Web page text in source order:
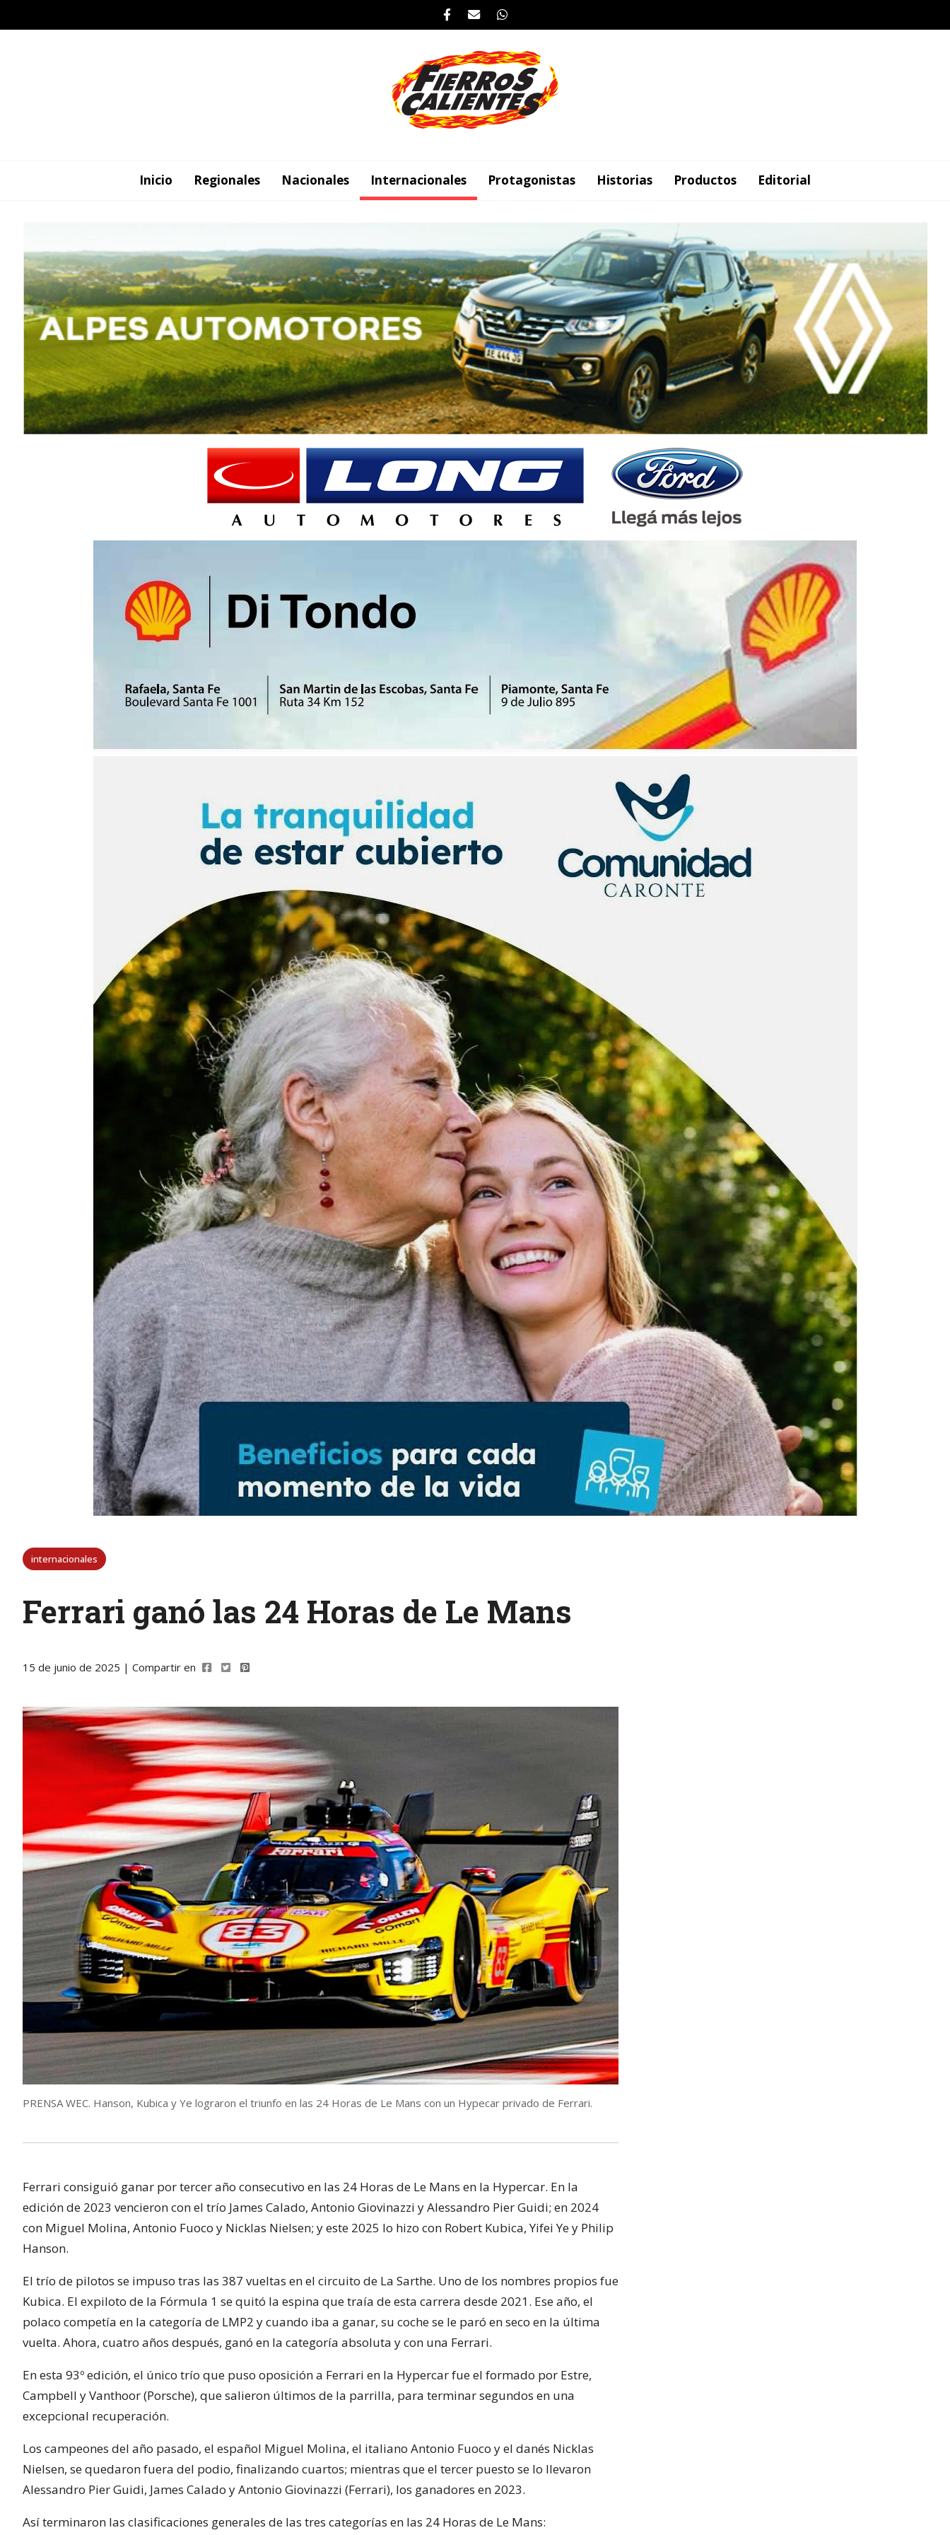
Inicio Regionales Nacionales Internacionales Protagonistas Historias Productos Editorial
internacionales
Ferrari ganó las 24 Horas de Le Mans
15 de junio de 2025 | Compartir en
PRENSA WEC. Hanson, Kubica y Ye lograron el triunfo en las 24 Horas de Le Mans con un Hypecar privado de Ferrari.
Ferrari consiguió ganar por tercer año consecutivo en las 24 Horas de Le Mans en la Hypercar. En la
edición de 2023 vencieron con el trío James Calado, Antonio Giovinazzi y Alessandro Pier Guidi; en 2024
con Miguel Molina, Antonio Fuoco y Nicklas Nielsen; y este 2025 lo hizo con Robert Kubica, Yifei Ye y Philip
Hanson.
El trío de pilotos se impuso tras las 387 vueltas en el circuito de La Sarthe. Uno de los nombres propios fue
Kubica. El expiloto de la Fórmula 1 se quitó la espina que traía de esta carrera desde 2021. Ese año, el
polaco competía en la categoría de LMP2 y cuando iba a ganar, su coche se le paró en seco en la última
vuelta. Ahora, cuatro años después, ganó en la categoría absoluta y con una Ferrari.
En esta 93º edición, el único trío que puso oposición a Ferrari en la Hypercar fue el formado por Estre,
Campbell y Vanthoor (Porsche), que salieron últimos de la parrilla, para terminar segundos en una
excepcional recuperación.
Los campeones del año pasado, el español Miguel Molina, el italiano Antonio Fuoco y el danés Nicklas
Nielsen, se quedaron fuera del podio, finalizando cuartos; mientras que el tercer puesto se lo llevaron
Alessandro Pier Guidi, James Calado y Antonio Giovinazzi (Ferrari), los ganadores en 2023.
Así terminaron las clasificaciones generales de las tres categorías en las 24 Horas de Le Mans: